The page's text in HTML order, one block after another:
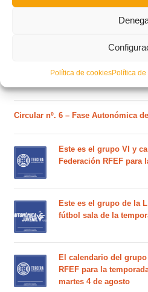
Política de cookiesPolítica de
Estos son los dos
Circular nº. 6 – Fase Autonómica
Este es el grupo VI y
Federación RFEF para
Este es el grupo de la
fútbol sala de la
El calendario del
RFEF para la
martes 4 de agosto